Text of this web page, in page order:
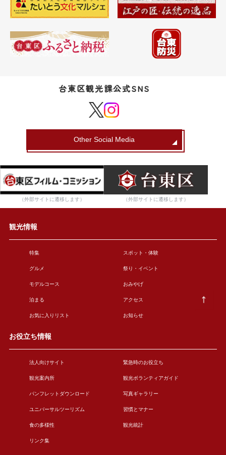
台東区観光課公式SNS
Other Social Media
（外部サイトに遷移します） （外部サイトに遷移します）
観光情報
特集 スポット・体験
グルメ 祭り・イベント
モデルコース おみやげ
泊まる アクセス
お気に入りリスト お知らせ
お役立ち情報
法人向けサイト 緊急時のお役立ち
観光案内所 観光ボランティアガイド
パンフレットダウンロード 写真ギャラリー
ユニバーサルツーリズム 習慣とマナー
食の多様性 観光統計
リンク集